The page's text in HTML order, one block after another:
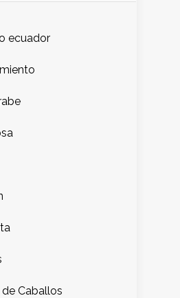
ecuador
de Caballos